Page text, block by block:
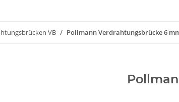
VB Pollmann Verdrahtungsbrücke 6